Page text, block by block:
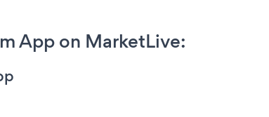
App on MarketLive: